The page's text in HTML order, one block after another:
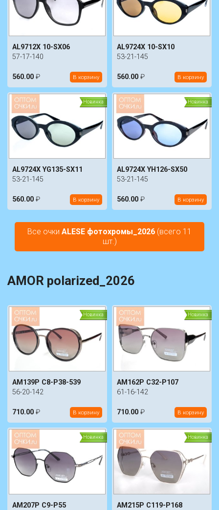
AL9712X 10-SX06
57-17-140
560.00 ₽ В корзину
AL9724X 10-SX10
53-21-145
560.00 ₽ В корзину
Новинка
AL9724X YG135-SX11
53-21-145
560.00 ₽ В корзину
Новинка
AL9724X YH126-SX50
53-21-145
560.00 ₽ В корзину
Все очки ALESE фотохромы_2026 (всего 11
шт.)
AMOR polarized_2026
Новинка
AM139P C8-P38-539
56-20-142
710.00 ₽ В корзину
Новинка
AM162P C32-P107
61-16-142
710.00 ₽ В корзину
Новинка
AM207P C9-P55
Новинка
AM215P C119-P168